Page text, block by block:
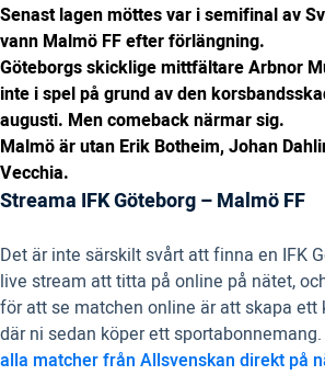
Senast lagen möttes var i semifinal av
vann Malmö FF efter förlängning.
Göteborgs skicklige mittfältare Arbnor
inte i spel på grund av den
augusti. Men comeback närmar sig.
Malmö är utan Erik Botheim, Johan
Vecchia.
Streama IFK Göteborg – Malmö FF
Det är inte särskilt svårt att finna en IFK
live stream att titta på online på nätet,
för att se matchen online är att skapa ett
där ni sedan köper ett
alla matcher från Allsvenskan direkt på